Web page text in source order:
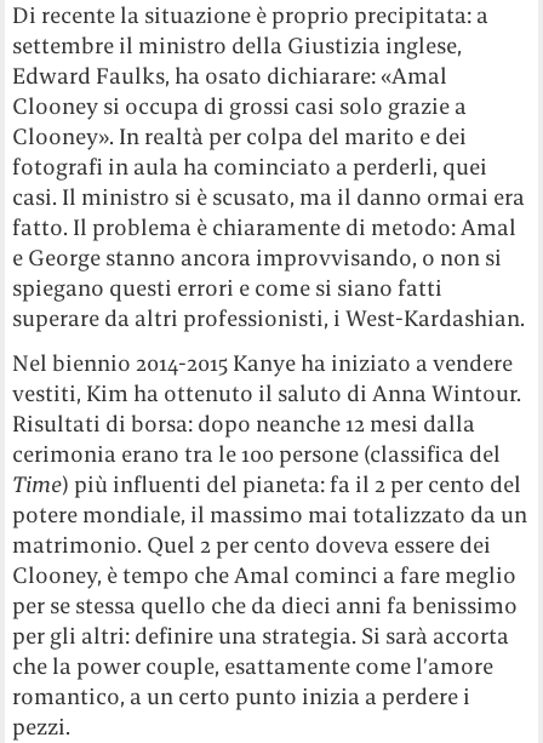
Di recente la situazione è proprio precipitata: a
settembre il ministro della Giustizia inglese,
Edward Faulks, ha osato dichiarare: «Amal
Clooney si occupa di grossi casi solo grazie a
Clooney». In realtà per colpa del marito e dei
fotografi in aula ha cominciato a perderli, quei
casi. Il ministro si è scusato, ma il danno ormai era
fatto. Il problema è chiaramente di metodo: Amal
e George stanno ancora improvvisando, o non si
spiegano questi errori e come si siano fatti
superare da altri professionisti, i West-Kardashian.
Nel biennio 2014-2015 Kanye ha iniziato a vendere
vestiti, Kim ha ottenuto il saluto di Anna Wintour.
Risultati di borsa: dopo neanche 12 mesi dalla
cerimonia erano tra le 100 persone (classifica del
Time) più influenti del pianeta: fa il 2 per cento del
potere mondiale, il massimo mai totalizzato da un
matrimonio. Quel 2 per cento doveva essere dei
Clooney, è tempo che Amal cominci a fare meglio
per se stessa quello che da dieci anni fa benissimo
per gli altri: definire una strategia. Si sarà accorta
che la power couple, esattamente come l’amore
romantico, a un certo punto inizia a perdere i
pezzi.